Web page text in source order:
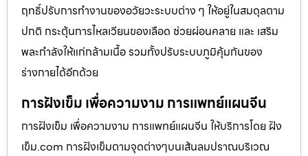
ฤทธิ์ปรับการทำงานของอวัยวะระบบต่าง ๆ ให้อยู่ในสมดุลตาม
ปกติ กระตุ้นการไหลเวียนของเลือด ช่วยผ่อนคลาย และ เสริม
พละกำลังให้แก่กล้ามเนื้อ รวมทั้งปรับระบบภูมิคุ้มกันของ
ร่างกายได้อีกด้วย
การฝังเข็ม เพื่อความงาม การแพทย์แผนจีน
การฝังเข็ม เพื่อความงาม การแพทย์แผนจีน ให้บริการโดย ฝัง
เข็ม.com การฝังเข็มตามจุดต่างๆบนเส้นลมปราณบริเวณ